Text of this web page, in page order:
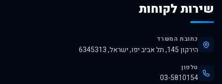
שירות לקוחות
כתובת המשרד
הירקון 145, תל אביב יפו, ישראל, 6345313
טלפון
03-5810154